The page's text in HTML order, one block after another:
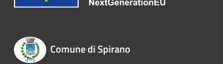
Comune di Spirano